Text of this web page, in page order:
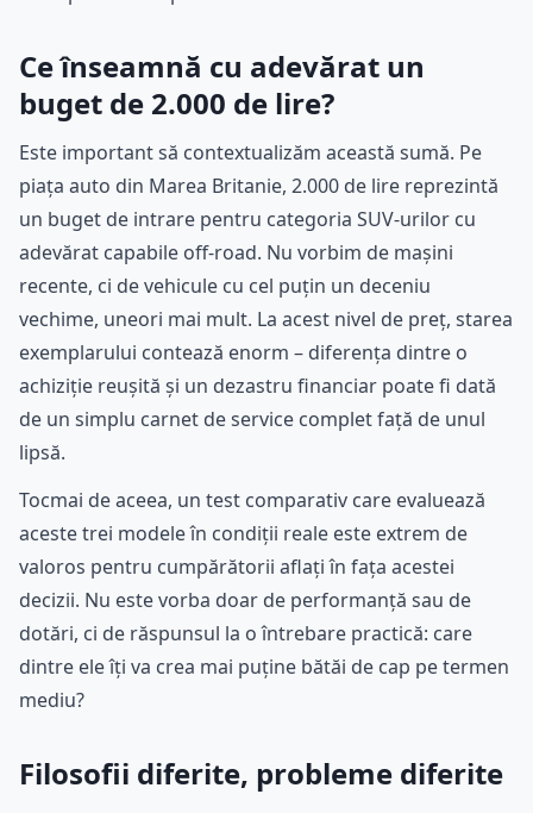
Ce înseamnă cu adevărat un
buget de 2.000 de lire?
Este important să contextualizăm această sumă. Pe
piața auto din Marea Britanie, 2.000 de lire reprezintă
un buget de intrare pentru categoria SUV-urilor cu
adevărat capabile off-road. Nu vorbim de mașini
recente, ci de vehicule cu cel puțin un deceniu
vechime, uneori mai mult. La acest nivel de preț, starea
exemplarului contează enorm – diferența dintre o
achiziție reușită și un dezastru financiar poate fi dată
de un simplu carnet de service complet față de unul
lipsă.
Tocmai de aceea, un test comparativ care evaluează
aceste trei modele în condiții reale este extrem de
valoros pentru cumpărătorii aflați în fața acestei
decizii. Nu este vorba doar de performanță sau de
dotări, ci de răspunsul la o întrebare practică: care
dintre ele îți va crea mai puține bătăi de cap pe termen
mediu?
Filosofii diferite, probleme diferite